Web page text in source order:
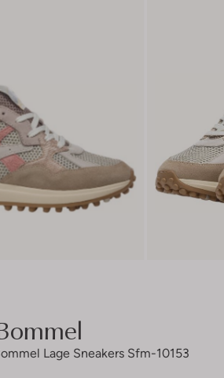
Lage Sneakers Sfm-10153